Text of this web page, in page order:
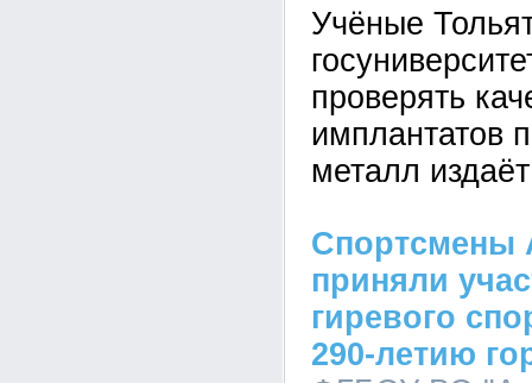
Учёные
проверять
имплантатов
металл
Спортсмены
приняли
гиревого
290-летию